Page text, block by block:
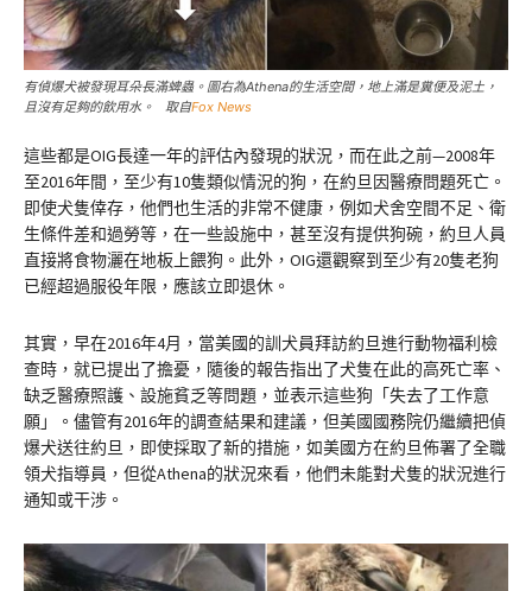
有偵爆犬被發現耳朵長滿蜱蟲。圖右為Athena的生活空間，地上滿是糞便及泥土，
且沒有足夠的飲用水。 取自Fox News
這些都是OIG長達一年的評估內發現的狀況，而在此之前—2008年
至2016年間，至少有10隻類似情況的狗，在約旦因醫療問題死亡。
即使犬隻倖存，他們也生活的非常不健康，例如犬舍空間不足、衛
生條件差和過勞等，在一些設施中，甚至沒有提供狗碗，約旦人員
直接將食物灑在地板上餵狗。此外，OIG還觀察到至少有20隻老狗
已經超過服役年限，應該立即退休。
其實，早在2016年4月，當美國的訓犬員拜訪約旦進行動物福利檢
查時，就已提出了擔憂，隨後的報告指出了犬隻在此的高死亡率、
缺乏醫療照護、設施貧乏等問題，並表示這些狗「失去了工作意
願」。儘管有2016年的調查結果和建議，但美國國務院仍繼續把偵
爆犬送往約旦，即使採取了新的措施，如美國方在約旦佈署了全職
領犬指導員，但從Athena的狀況來看，他們未能對犬隻的狀況進行
通知或干涉。